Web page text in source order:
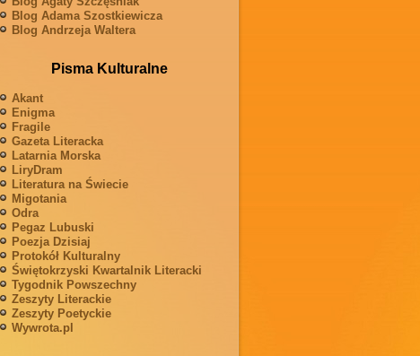
Blog Adama Szostkiewicza
Blog Andrzeja Waltera
Pisma Kulturalne
Akant
Enigma
Fragile
Gazeta Literacka
Latarnia Morska
LiryDram
Literatura na Świecie
Migotania
Odra
Pegaz Lubuski
Poezja Dzisiaj
Protokół Kulturalny
Świętokrzyski Kwartalnik Literacki
Tygodnik Powszechny
Zeszyty Literackie
Zeszyty Poetyckie
Wywrota.pl